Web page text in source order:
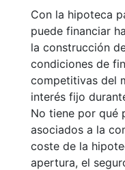
Con la hipoteca
puede financiar
la construcción
condiciones de
competitivas del
interés fijo
No tiene por qué
asociados a la
coste de la
apertura, el